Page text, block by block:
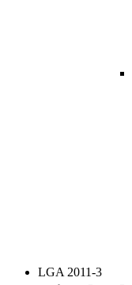
LGA 2011-3